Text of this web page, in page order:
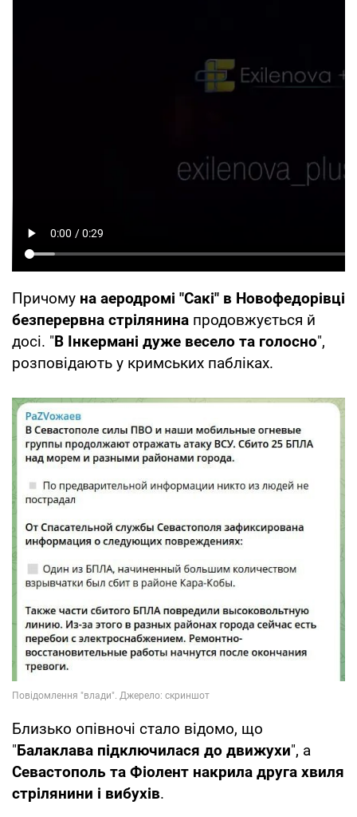
Причому на аеродромі "Сакі" в Новофедорівці
безперервна стрілянина продовжується й
досі. "В Інкермані дуже весело та голосно",
розповідають у кримських пабліках.
Близько опівночі стало відомо, що
"Балаклава підключилася до движухи", а
Севастополь та Фіолент накрила друга хвиля
стрілянини і вибухів.